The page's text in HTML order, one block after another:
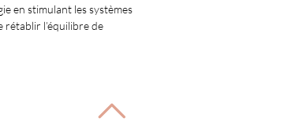
en stimulant les systèmes
rétablir l’équilibre de